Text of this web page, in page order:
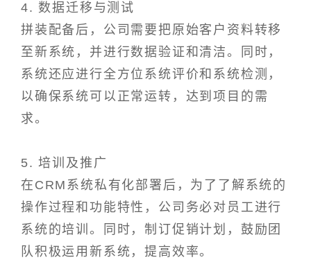
4. 数据迁移与测试
拼装配备后，公司需要把原始客户资料转移
至新系统，并进行数据验证和清洁。同时，
系统还应进行全方位系统评价和系统检测，
以确保系统可以正常运转，达到项目的需
求。
5. 培训及推广
在CRM系统私有化部署后，为了了解系统的
操作过程和功能特性，公司务必对员工进行
系统的培训。同时，制订促销计划，鼓励团
队积极运用新系统，提高效率。